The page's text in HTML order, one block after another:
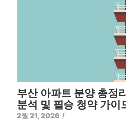
부산 아파트 분양 총정
분석 및 필승 청약 가이
2월 21, 2026 /